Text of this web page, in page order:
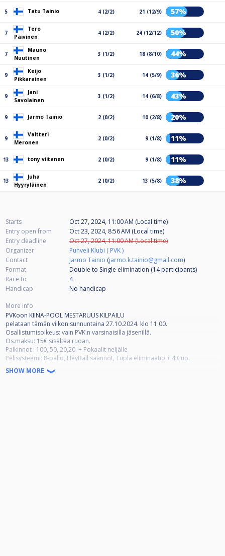
5 Tatu Tainio 4 (2/2) 21 (12/9) 57%
7
Tero
Päivinen
4 (2/2) 24 (12/12) 50%
7
Mauno
Nuutinen
3 (1/2) 18 (8/10) 44%
9
Keijo
Pikkarainen
3 (1/2) 14 (5/9) 36%
9
Jani
Savolainen
3 (1/2) 14 (6/8) 43%
9 Jarmo Tainio 2 (0/2) 10 (2/8) 20%
9
Valtteri
Meronen
2 (0/2) 9 (1/8) 11%
13 tony viitanen 2 (0/2) 9 (1/8) 11%
13
Juha
Hyyryläinen
2 (0/2) 13 (5/8) 38%
Starts
Oct 27, 2024, 11:00 AM (Local time)
Entry open from
Oct 23, 2024, 8:56 AM (Local time)
Entry deadline
Oct 27, 2024, 11:00 AM (Local time)
Organizer
Puhveli Klubi ( PVK )
Contact
Jarmo Tainio (jarmo.k.tainio@gmail.com)
Format
Double to Single elimination (14participants)
Race to
4
Handicap
No handicap
More info
PVKoon KIINA-POOL MESTARUUS KILPAILU
pelataan tämän viikon sunnuntaina 27.10.2024. klo 11.00.
Osallistumisoikeus: vain PVK.n varsinaisilla jäsenillä.
Os.maksu: 15€ sisältää ruoan.
Palkinnot : 100, 50, 20,20. + Pokaalit neljälle
Pelisysteemi: 8-pallo, HeyBall säännöt, Tupla eliminaatio + 4 Cup.
4 voittoon, lyöntiaikakello 40 sek,+ 90 minuutin kokonais peliajalla +
rankkarit jos erät tasan.
SHOW MORE